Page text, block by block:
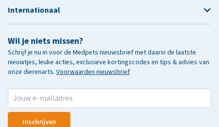
Wil je niets missen?
Schrijf je nu in voor de Medpets nieuwsbrief met daarin de laatste
nieuwtjes, leuke acties, exclusieve kortingscodes en tips & advies van
onze dierenarts. Voorwaarden nieuwsbrief
Inschrijven
Internationaal